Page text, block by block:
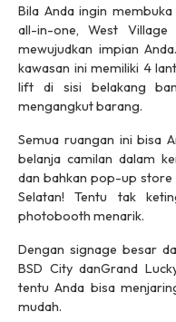
Bila Anda ingin
all-in-one, West Village
mewujudkan impian
kawasan ini memiliki 4
lift di sisi belakang
mengangkut barang.
Semua ruangan ini bisa
belanja camilan dalam
dan bahkan pop-up store
Selatan! Tentu tak
photobooth menarik.
Dengan signage besar
BSD City danGrand
tentu Anda bisa
mudah.